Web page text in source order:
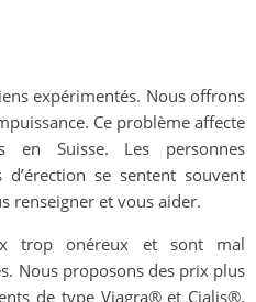
expérimentés. Nous offrons
Ce problème affecte
en Suisse. Les personnes
se sentent souvent
renseigner et vous aider.
trop onéreux et sont mal
Nous proposons des prix plus
de type Viagra® et Cialis®.